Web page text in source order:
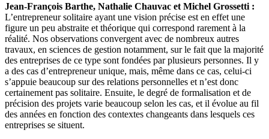
Jean-François Barthe, Nathalie Chauvac et Michel Grossetti :
L’entrepreneur solitaire ayant une vision précise est en effet une
figure un peu abstraite et théorique qui correspond rarement à la
réalité. Nos observations convergent avec de nombreux autres
travaux, en sciences de gestion notamment, sur le fait que la majorité
des entreprises de ce type sont fondées par plusieurs personnes. Il y
a des cas d’entrepreneur unique, mais, même dans ce cas, celui-ci
s’appuie beaucoup sur des relations personnelles et n’est donc
certainement pas solitaire. Ensuite, le degré de formalisation et de
précision des projets varie beaucoup selon les cas, et il évolue au fil
des années en fonction des contextes changeants dans lesquels ces
entreprises se situent.